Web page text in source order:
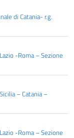
di Catania- r.g.
-Roma – Sezione
– Catania –
-Roma – Sezione